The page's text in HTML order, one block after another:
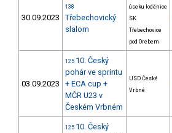
30.09.2023
138
Třebechovický
slalom
úseku loděnice
SK
Třebechovice
pod Orebem
03.09.2023
125 10. Český
pohár ve sprintu
+ ECA cup +
MČR U23 v
Českém Vrbném
USD České
Vrbné
125 10. Český